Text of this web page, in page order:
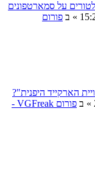
» ב פורום
» ב
פורום VGFreak -